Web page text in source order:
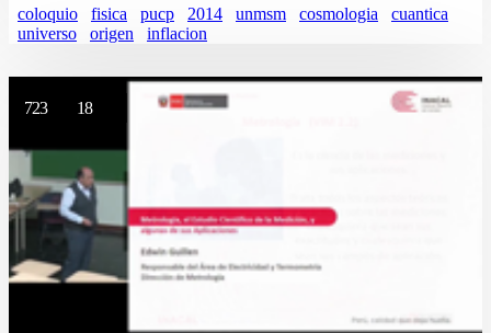
coloquio fisica pucp 2014 unmsm cosmologia
cuantica
universo
origen inflacion
723 18